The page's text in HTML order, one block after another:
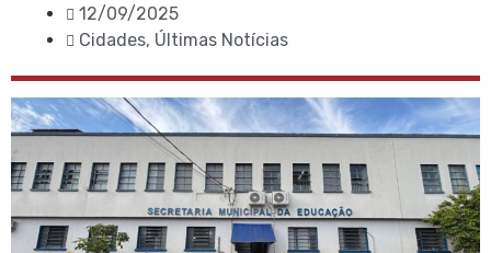
12/09/2025
Cidades, Últimas Notícias